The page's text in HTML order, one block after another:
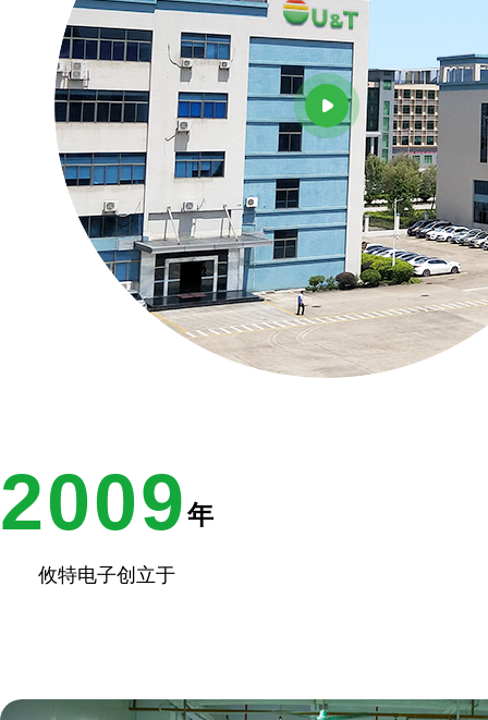
2009年
攸特电子创立于